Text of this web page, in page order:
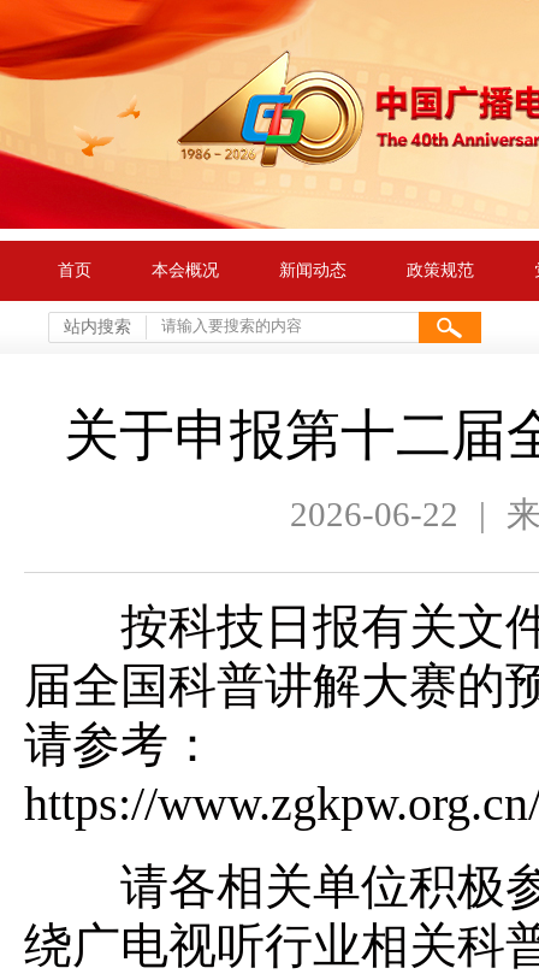
首页 本会概况 新闻动态 政策规范
站内搜索
关于申报第十二届
2026-06-22 |
按科技日报有关文件
届全国科普讲解大赛的
请参考：
https://
请各相关单位积极参
绕广电视听行业相关科